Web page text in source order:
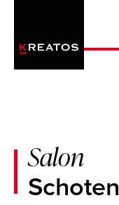
naar
inhoud
Salon
Schoten